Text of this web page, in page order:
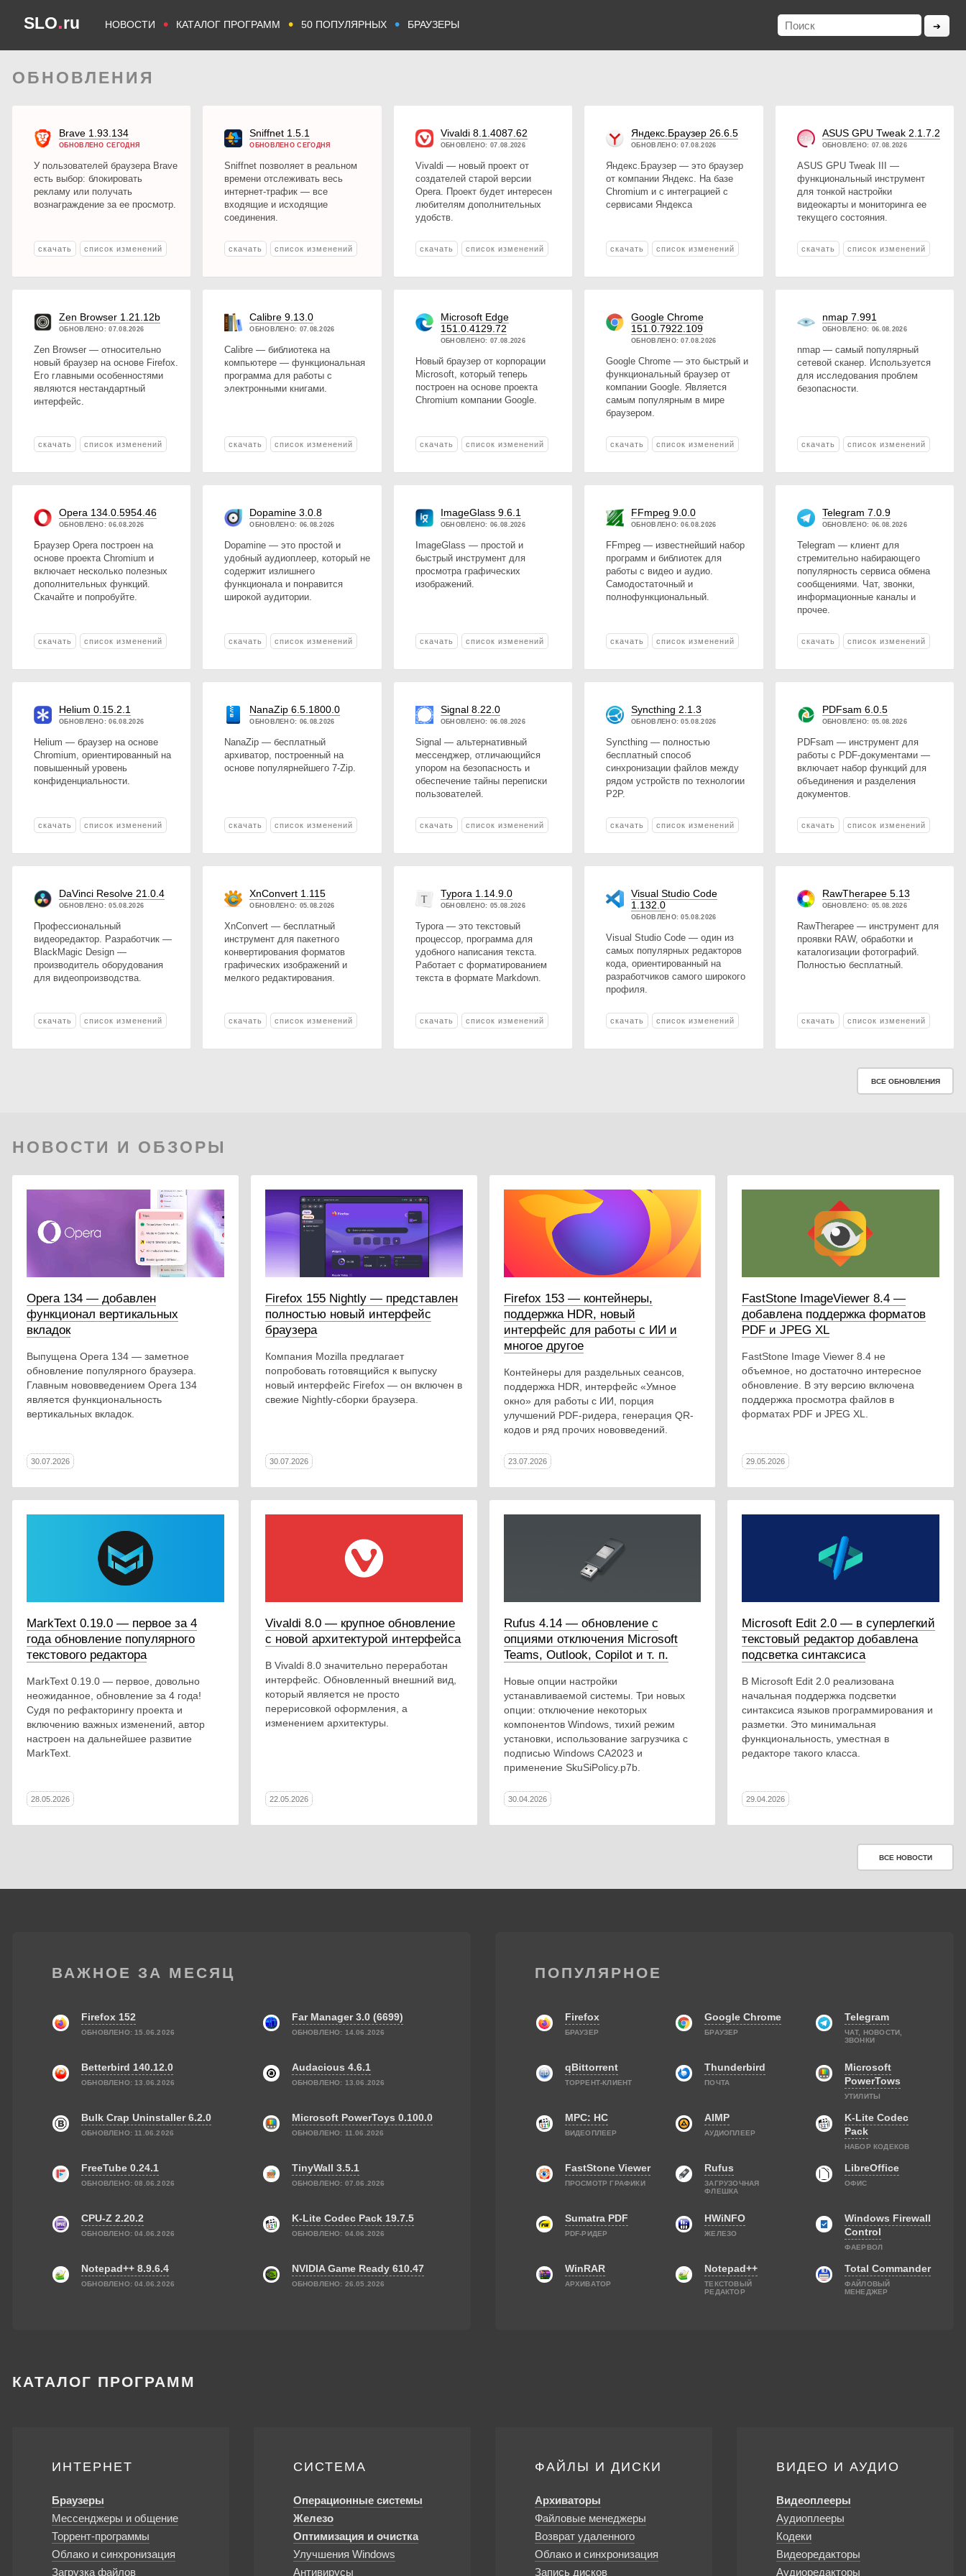
SLO.ru НОВОСТИ • КАТАЛОГ ПРОГРАММ • 50 ПОПУЛЯРНЫХ • БРАУЗЕРЫ
ОБНОВЛЕНИЯ
Brave 1.93.134
ОБНОВЛЕНО СЕГОДНЯ
У пользователей браузера Brave
есть выбор: блокировать
рекламу или получать
вознаграждение за ее просмотр.
скачать список изменений
Sniffnet 1.5.1
ОБНОВЛЕНО СЕГОДНЯ
Sniffnet позволяет в реальном
времени отслеживать весь
интернет-трафик — все
входящие и исходящие
соединения.
скачать список изменений
Vivaldi 8.1.4087.62
ОБНОВЛЕНО: 07.08.2026
Vivaldi — новый проект от
создателей старой версии
Opera. Проект будет интересен
любителям дополнительных
удобств.
скачать список изменений
Яндекс.Браузер 26.6.5
ОБНОВЛЕНО: 07.08.2026
Яндекс.Браузер — это браузер
от компании Яндекс. На базе
Chromium и с интеграцией с
сервисами Яндекса
скачать список изменений
ASUS GPU Tweak 2.1.7.2
ОБНОВЛЕНО: 07.08.2026
ASUS GPU Tweak III —
функциональный инструмент
для тонкой настройки
видеокарты и мониторинга ее
текущего состояния.
скачать список изменений
Zen Browser 1.21.12b
ОБНОВЛЕНО: 07.08.2026
Zen Browser — относительно
новый браузер на основе Firefox.
Его главными особенностями
являются нестандартный
интерфейс.
скачать список изменений
Calibre 9.13.0
ОБНОВЛЕНО: 07.08.2026
Calibre — библиотека на
компьютере — функциональная
программа для работы с
электронными книгами.
скачать список изменений
Microsoft Edge
151.0.4129.72
ОБНОВЛЕНО: 07.08.2026
Новый браузер от корпорации
Microsoft, который теперь
построен на основе проекта
Chromium компании Google.
скачать список изменений
Google Chrome
151.0.7922.109
ОБНОВЛЕНО: 07.08.2026
Google Chrome — это быстрый и
функциональный браузер от
компании Google. Является
самым популярным в мире
браузером.
скачать список изменений
nmap 7.991
ОБНОВЛЕНО: 06.08.2026
nmap — самый популярный
сетевой сканер. Используется
для исследования проблем
безопасности.
скачать список изменений
Opera 134.0.5954.46
ОБНОВЛЕНО: 06.08.2026
Браузер Opera построен на
основе проекта Chromium и
включает несколько полезных
дополнительных функций.
Скачайте и попробуйте.
скачать список изменений
Dopamine 3.0.8
ОБНОВЛЕНО: 06.08.2026
Dopamine — это простой и
удобный аудиоплеер, который не
содержит излишнего
функционала и понравится
широкой аудитории.
скачать список изменений
ImageGlass 9.6.1
ОБНОВЛЕНО: 06.08.2026
ImageGlass — простой и
быстрый инструмент для
просмотра графических
изображений.
скачать список изменений
FFmpeg 9.0.0
ОБНОВЛЕНО: 06.08.2026
FFmpeg — известнейший набор
программ и библиотек для
работы с видео и аудио.
Самодостаточный и
полнофункциональный.
скачать список изменений
Telegram 7.0.9
ОБНОВЛЕНО: 06.08.2026
Telegram — клиент для
стремительно набирающего
популярность сервиса обмена
сообщениями. Чат, звонки,
информационные каналы и
прочее.
скачать список изменений
Helium 0.15.2.1
ОБНОВЛЕНО: 06.08.2026
Helium — браузер на основе
Chromium, ориентированный на
повышенный уровень
конфиденциальности.
скачать список изменений
NanaZip 6.5.1800.0
ОБНОВЛЕНО: 06.08.2026
NanaZip — бесплатный
архиватор, построенный на
основе популярнейшего 7-Zip.
скачать список изменений
Signal 8.22.0
ОБНОВЛЕНО: 06.08.2026
Signal — альтернативный
мессенджер, отличающийся
упором на безопасность и
обеспечение тайны переписки
пользователей.
скачать список изменений
Syncthing 2.1.3
ОБНОВЛЕНО: 05.08.2026
Syncthing — полностью
бесплатный способ
синхронизации файлов между
рядом устройств по технологии
P2P.
скачать список изменений
PDFsam 6.0.5
ОБНОВЛЕНО: 05.08.2026
PDFsam — инструмент для
работы с PDF-документами —
включает набор функций для
объединения и разделения
документов.
скачать список изменений
DaVinci Resolve 21.0.4
ОБНОВЛЕНО: 05.08.2026
Профессиональный
видеоредактор. Разработчик —
BlackMagic Design —
производитель оборудования
для видеопроизводства.
скачать список изменений
XnConvert 1.115
ОБНОВЛЕНО: 05.08.2026
XnConvert — бесплатный
инструмент для пакетного
конвертирования форматов
графических изображений и
мелкого редактирования.
скачать список изменений
Typora 1.14.9.0
ОБНОВЛЕНО: 05.08.2026
Typora — это текстовый
процессор, программа для
удобного написания текста.
Работает с форматированием
текста в формате Markdown.
скачать список изменений
Visual Studio Code
1.132.0
ОБНОВЛЕНО: 05.08.2026
Visual Studio Code — один из
самых популярных редакторов
кода, ориентированный на
разработчиков самого широкого
профиля.
скачать список изменений
RawTherapee 5.13
ОБНОВЛЕНО: 05.08.2026
RawTherapee — инструмент для
проявки RAW, обработки и
каталогизации фотографий.
Полностью бесплатный.
скачать список изменений
ВСЕ ОБНОВЛЕНИЯ
НОВОСТИ И ОБЗОРЫ
Opera 134 — добавлен
функционал вертикальных
вкладок
Выпущена Opera 134 — заметное
обновление популярного браузера.
Главным нововведением Opera 134
является функциональность
вертикальных вкладок.
30.07.2026
Firefox 155 Nightly — представлен
полностью новый интерфейс
браузера
Компания Mozilla предлагает
попробовать готовящийся к выпуску
новый интерфейс Firefox — он включен в
свежие Nightly-сборки браузера.
30.07.2026
Firefox 153 — контейнеры,
поддержка HDR, новый
интерфейс для работы с ИИ и
многое другое
Контейнеры для раздельных сеансов,
поддержка HDR, интерфейс «Умное
окно» для работы с ИИ, порция
улучшений PDF-ридера, генерация QR-
кодов и ряд прочих нововведений.
23.07.2026
FastStone ImageViewer 8.4 —
добавлена поддержка форматов
PDF и JPEG XL
FastStone Image Viewer 8.4 не
объемное, но достаточно интересное
обновление. В эту версию включена
поддержка просмотра файлов в
форматах PDF и JPEG XL.
29.05.2026
MarkText 0.19.0 — первое за 4
года обновление популярного
текстового редактора
MarkText 0.19.0 — первое, довольно
неожиданное, обновление за 4 года!
Судя по рефакторингу проекта и
включению важных изменений, автор
настроен на дальнейшее развитие
MarkText.
28.05.2026
Vivaldi 8.0 — крупное обновление
с новой архитектурой интерфейса
В Vivaldi 8.0 значительно переработан
интерфейс. Обновленный внешний вид,
который является не просто
перерисовкой оформления, а
изменением архитектуры.
22.05.2026
Rufus 4.14 — обновление с
опциями отключения Microsoft
Teams, Outlook, Copilot и т. п.
Новые опции настройки
устанавливаемой системы. Три новых
опции: отключение некоторых
компонентов Windows, тихий режим
установки, использование загрузчика с
подписью Windows CA2023 и
применение SkuSiPolicy.p7b.
30.04.2026
Microsoft Edit 2.0 — в суперлегкий
текстовый редактор добавлена
подсветка синтаксиса
В Microsoft Edit 2.0 реализована
начальная поддержка подсветки
синтаксиса языков программирования и
разметки. Это минимальная
функциональность, уместная в
редакторе такого класса.
29.04.2026
ВСЕ НОВОСТИ
ВАЖНОЕ ЗА МЕСЯЦ
Firefox 152
ОБНОВЛЕНО: 15.06.2026
Far Manager 3.0 (6699)
ОБНОВЛЕНО: 14.06.2026
Betterbird 140.12.0
ОБНОВЛЕНО: 13.06.2026
Audacious 4.6.1
ОБНОВЛЕНО: 13.06.2026
Bulk Crap Uninstaller 6.2.0
ОБНОВЛЕНО: 11.06.2026
Microsoft PowerToys 0.100.0
ОБНОВЛЕНО: 11.06.2026
FreeTube 0.24.1
ОБНОВЛЕНО: 08.06.2026
TinyWall 3.5.1
ОБНОВЛЕНО: 07.06.2026
CPU-Z 2.20.2
ОБНОВЛЕНО: 04.06.2026
K-Lite Codec Pack 19.7.5
ОБНОВЛЕНО: 04.06.2026
Notepad++ 8.9.6.4
ОБНОВЛЕНО: 04.06.2026
NVIDIA Game Ready 610.47
ОБНОВЛЕНО: 26.05.2026
ПОПУЛЯРНОЕ
Firefox
БРАУЗЕР
Google Chrome
БРАУЗЕР
Telegram
ЧАТ, НОВОСТИ,
ЗВОНКИ
qBittorrent
ТОРРЕНТ-КЛИЕНТ
Thunderbird
ПОЧТА
Microsoft
PowerTows
УТИЛИТЫ
MPC: HC
ВИДЕОПЛЕЕР
AIMP
АУДИОПЛЕЕР
K-Lite Codec
Pack
НАБОР КОДЕКОВ
FastStone Viewer
ПРОСМОТР ГРАФИКИ
Rufus
ЗАГРУЗОЧНАЯ
ФЛЕШКА
LibreOffice
ОФИС
Sumatra PDF
PDF-РИДЕР
HWiNFO
ЖЕЛЕЗО
Windows Firewall
Control
ФАЕРВОЛ
WinRAR
АРХИВАТОР
Notepad++
ТЕКСТОВЫЙ
РЕДАКТОР
Total Commander
ФАЙЛОВЫЙ
МЕНЕДЖЕР
КАТАЛОГ ПРОГРАММ
ИНТЕРНЕТ
Браузеры
Мессенджеры и общение
Торрент-программы
Облако и синхронизация
Загрузка файлов
СИСТЕМА
Операционные системы
Железо
Оптимизация и очистка
Улучшения Windows
Антивирусы
ФАЙЛЫ И ДИСКИ
Архиваторы
Файловые менеджеры
Возврат удаленного
Облако и синхронизация
Запись дисков
ВИДЕО И АУДИО
Видеоплееры
Аудиоплееры
Кодеки
Видеоредакторы
Аудиоредакторы